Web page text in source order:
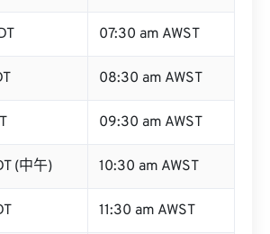
07:30 am AWST
08:30 am AWST
09:30 am AWST
(中午) 10:30 am AWST
11:30 am AWST